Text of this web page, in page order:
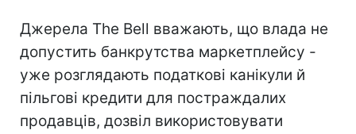
Джерела The Bell вважають, що влада не
допустить банкрутства маркетплейсу -
уже розглядають податкові канікули й
пільгові кредити для постраждалих
продавців, дозвіл використовувати